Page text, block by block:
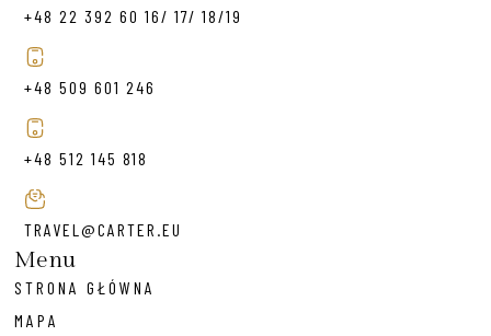
+48 22 392 60 16/ 17/ 18/19
+48 509 601 246
+48 512 145 818
TRAVEL@CARTER.EU
Menu
STRONA GŁÓWNA
MAPA